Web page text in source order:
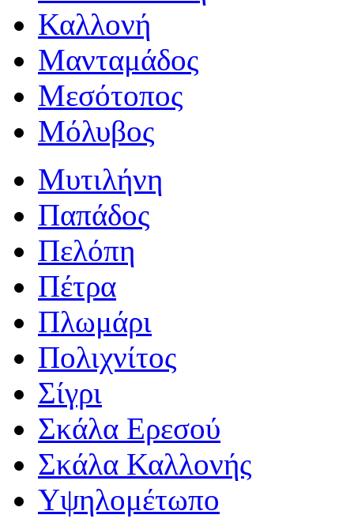
Καλλονή
Μανταμάδος
Μεσότοπος
Μόλυβος
Μυτιλήνη
Παπάδος
Πελόπη
Πέτρα
Πλωμάρι
Πολιχνίτος
Σίγρι
Σκάλα Ερεσού
Σκάλα Καλλονής
Υψηλομέτωπο